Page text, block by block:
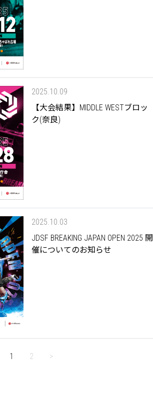
2025.10.09
【大会結果】MIDDLE WESTブロッ
ク(奈良)
2025.10.03
JDSF BREAKING JAPAN OPEN 2025 開
催についてのお知らせ
1 2 >